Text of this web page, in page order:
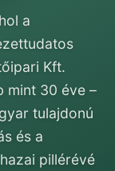
a
Kft.
mint 30 éve –
tulajdonú
és a
pillérévé